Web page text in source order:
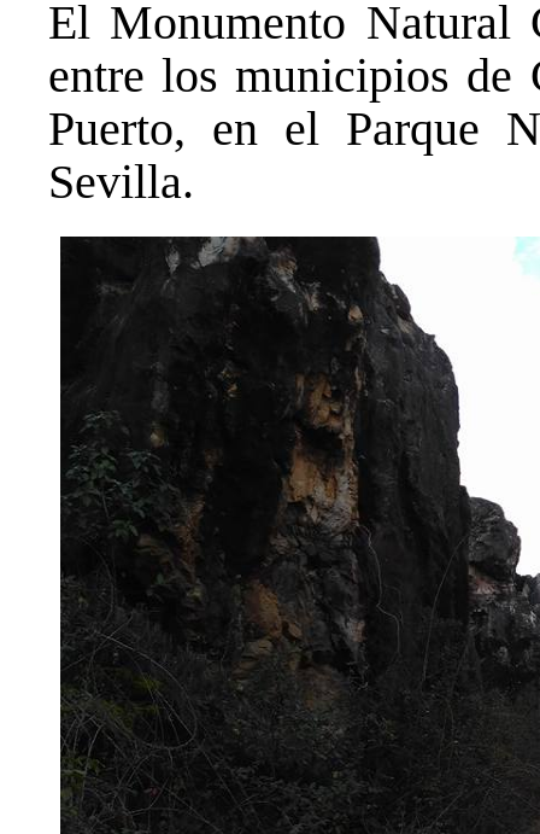
El Monumento Natural
entre los municipios de
Puerto, en el Parque
Sevilla.